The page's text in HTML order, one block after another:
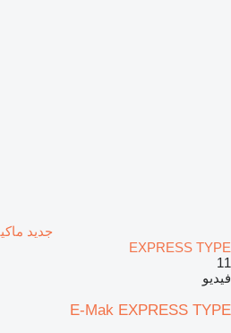
EXPRESS TYPE
11
فيديو
E-Mak EXPRESS TYPE